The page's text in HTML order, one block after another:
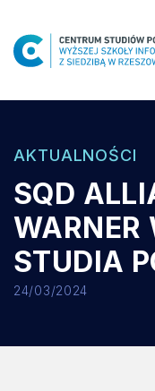
content
AKTUALNOŚCI
SQD
WARNER
STUDIA
24/03/2024